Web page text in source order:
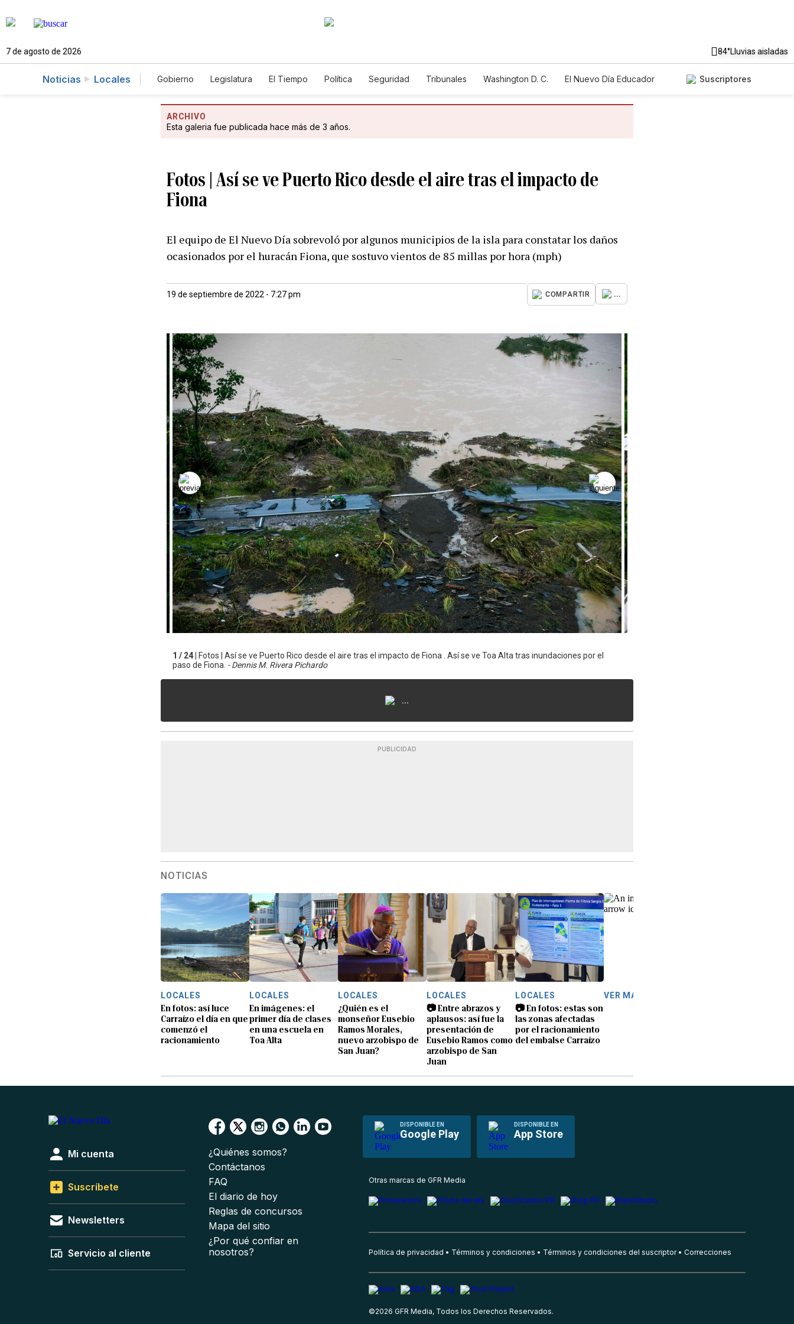
7 de agosto de 2026 84°Lluvias aisladas
Noticias Locales Gobierno Legislatura El Tiempo Política Seguridad Tribunales Washington D. C.
El Nuevo Día Educador
Suscriptores
ARCHIVO
Esta galeria fue publicada hace más de 3 años.
Fotos | Así se ve Puerto Rico desde el aire tras el impacto de
Fiona
El equipo de El Nuevo Día sobrevoló por algunos municipios de la isla para constatar los daños
ocasionados por el huracán Fiona, que sostuvo vientos de 85 millas por hora (mph)
19 de septiembre de 2022 - 7:27 pm COMPARTIR ...
1 / 24 |
Fotos | Así se ve Puerto Rico desde el aire tras el impacto de Fiona . Así se ve Toa Alta tras inundaciones por el
paso de Fiona. - Dennis M. Rivera Pichardo
...
PUBLICIDAD
NOTICIAS
LOCALES
En fotos: así luce
Carraízo el día en que
comenzó el
racionamiento
LOCALES
En imágenes: el
primer día de clases
en una escuela en
Toa Alta
LOCALES
¿Quién es el
monseñor Eusebio
Ramos Morales,
nuevo arzobispo de
San Juan?
LOCALES
📷 Entre abrazos y
aplausos: así fue la
presentación de
Eusebio Ramos como
arzobispo de San
Juan
LOCALES
📷 En fotos: estas son
las zonas afectadas
por el racionamiento
del embalse Carraízo
VER MÁS
DISPONIBLE EN
Google Play
DISPONIBLE EN
App Store
Mi cuenta
Suscríbete
Newsletters
Servicio al cliente
¿Quiénes somos?
Contáctanos
FAQ
El diario de hoy
Reglas de concursos
Mapa del sitio
¿Por qué confiar en
nosotros?
Otras marcas de GFR Media
Política de privacidad Términos y condiciones Términos y condiciones del suscriptor Correcciones
©2026 GFR Media, Todos los Derechos Reservados.